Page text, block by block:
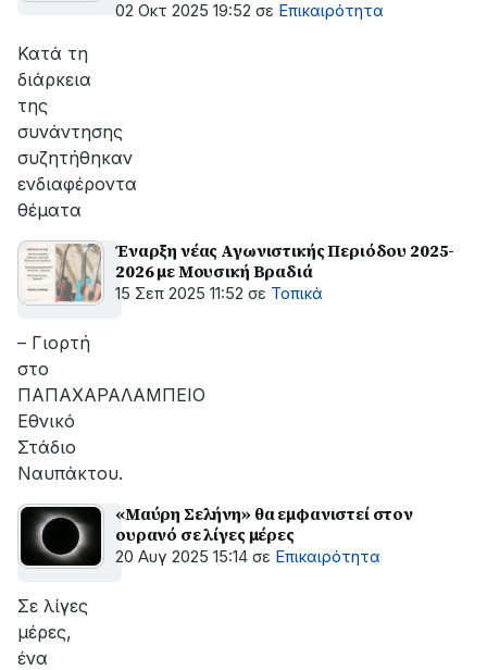
Θρησκευμάτων Σοφία Ζαχαράκη
02 Οκτ 2025 19:52 σε Επικαιρότητα
Κατά τη
διάρκεια
της
συνάντησης
συζητήθηκαν
ενδιαφέροντα
θέματα
Έναρξη νέας Αγωνιστικής Περιόδου 2025-
2026 με Μουσική Βραδιά
15 Σεπ 2025 11:52 σε Τοπικά
– Γιορτή
στο
ΠΑΠΑΧΑΡΑΛΑΜΠΕΙΟ
Εθνικό
Στάδιο
Ναυπάκτου.
«Μαύρη Σελήνη» θα εμφανιστεί στον
ουρανό σε λίγες μέρες
20 Αυγ 2025 15:14 σε Επικαιρότητα
Σε λίγες
μέρες,
ένα